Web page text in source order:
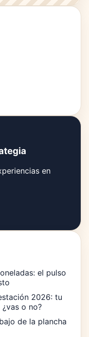
en
el pulso
2026: tu
o no?
de la plancha